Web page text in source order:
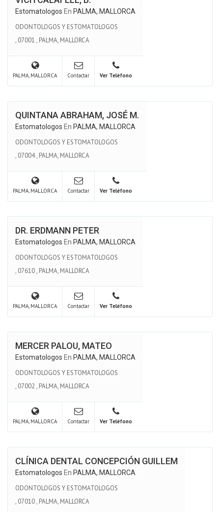
Estomatologos En PALMA, MALLORCA
ODONTOLOGOS Y ESTOMATOLOGOS
, 07001 , PALMA, MALLORCA
PALMA, MALLORCA Contactar Ver Teléfono
QUINTANA ABRAHAM, JOSÉ M.
Estomatologos En PALMA, MALLORCA
ODONTOLOGOS Y ESTOMATOLOGOS
, 07004, PALMA, MALLORCA
PALMA, MALLORCA Contactar Ver Teléfono
DR. ERDMANN PETER
Estomatologos En PALMA, MALLORCA
ODONTOLOGOS Y ESTOMATOLOGOS
, 07610, PALMA, MALLORCA
PALMA, MALLORCA Contactar Ver Teléfono
MERCER PALOU, MATEO
Estomatologos En PALMA, MALLORCA
ODONTOLOGOS Y ESTOMATOLOGOS
, 07002 , PALMA, MALLORCA
PALMA, MALLORCA Contactar Ver Teléfono
CLÍNICA DENTAL CONCEPCIÓN GUILLEM
Estomatologos En PALMA, MALLORCA
ODONTOLOGOS Y ESTOMATOLOGOS
, 07010, PALMA, MALLORCA